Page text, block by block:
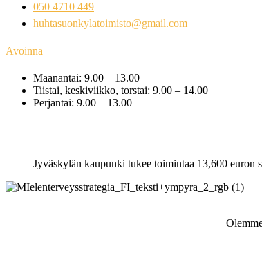
050 4710 449
huhtasuonkylatoimisto@gmail.com
Avoinna
Maanantai: 9.00 – 13.00
Tiistai, keskiviikko, torstai: 9.00 – 14.00
Perjantai: 9.00 – 13.00
Jyväskylän kaupunki tukee toimintaa 13,600 euron